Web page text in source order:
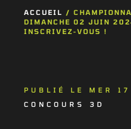
ACCUEIL /
DIMANCHE 02 JUIN
INSCRIVEZ-VOUS !
PUBLIÉ LE MER
CONCOURS 3D